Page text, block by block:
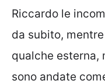
Riccardo le
da subito,
qualche esterna,
sono andate